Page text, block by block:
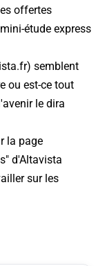
offertes
étude express
semblent
ou est-ce tout
le dira
la page
d'Altavista
sur les